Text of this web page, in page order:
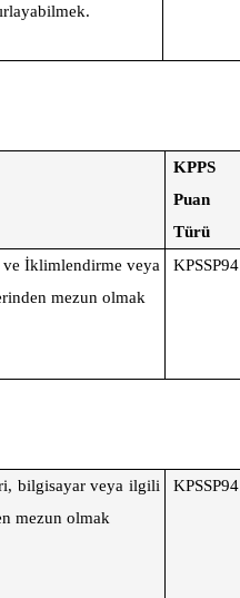
KPPS
Puan
Türü
İklimlendirme veya
mezun olmak
KPSSP94
bilgisayar veya ilgili
mezun olmak
KPSSP94